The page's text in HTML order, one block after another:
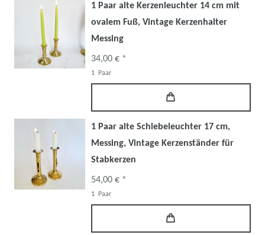
1 Paar alte Kerzenleuchter 14 cm mit
ovalem Fuß, Vintage Kerzenhalter
Messing
34,00 € *
1 Paar
1 Paar alte Schiebeleuchter 17 cm,
Messing, Vintage Kerzenständer für
Stabkerzen
54,00 € *
1 Paar